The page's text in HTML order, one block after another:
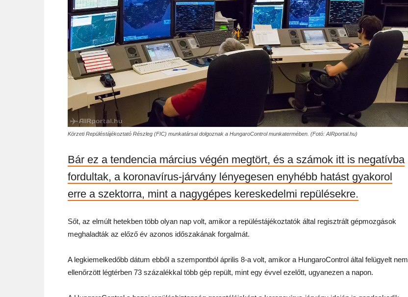
Körzeti Repüléstájékoztató Részleg (FIC) munkatársai dolgoznak a HungaroControl munkatermében. (Fotó: AIRportal.hu)
Bár ez a tendencia március végén megtört, és a számok itt is negatívba
fordultak, a koronavírus-járvány lényegesen enyhébb hatást gyakorol
erre a szektorra, mint a nagygépes kereskedelmi repülésekre.
Sőt, az elmúlt hetekben több olyan nap volt, amikor a repüléstájékoztatók által regisztrált gépmozgások
meghaladták az előző év azonos időszakának forgalmát.
A legkiemelkedőbb dátum ebből a szempontból április 8-a volt, amikor a HungaroControl által felügyelt nem
ellenőrzött légtérben 73 százalékkal több gép repült, mint egy évvel ezelőtt, ugyanezen a napon.